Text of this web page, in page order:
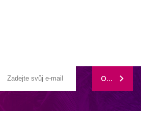
ODEBÍRAT